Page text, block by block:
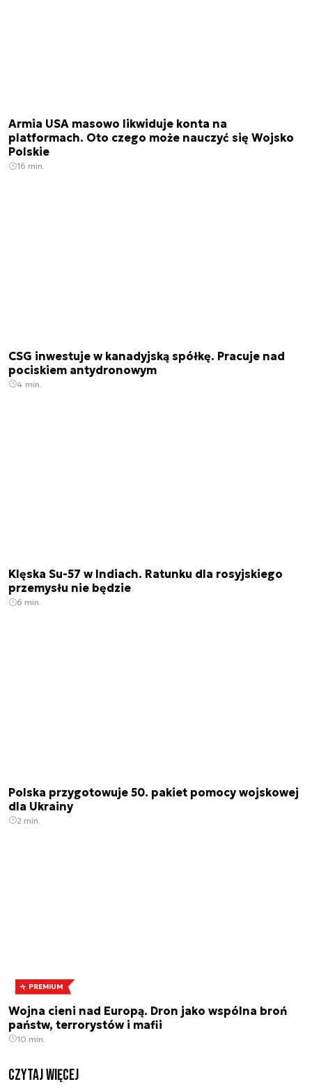
Armia USA masowo likwiduje konta na
platformach. Oto czego może nauczyć się Wojsko
Polskie
16 min.
CSG inwestuje w kanadyjską spółkę. Pracuje nad
pociskiem antydronowym
4 min.
Klęska Su-57 w Indiach. Ratunku dla rosyjskiego
przemysłu nie będzie
6 min.
Polska przygotowuje 50. pakiet pomocy wojskowej
dla Ukrainy
2 min.
PREMIUM
Wojna cieni nad Europą. Dron jako wspólna broń
państw, terrorystów i mafii
10 min.
czytaj więcej